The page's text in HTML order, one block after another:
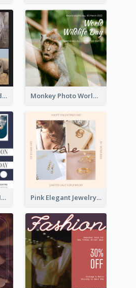
Elephant Photo Grid World Wildlife Day Instagram Post Monkey Photo World Wildlife Day Instagram Post
World Wildlife Day Instagram Post Pink Elegant Jewelry Sale Valentines Day Instagram Post